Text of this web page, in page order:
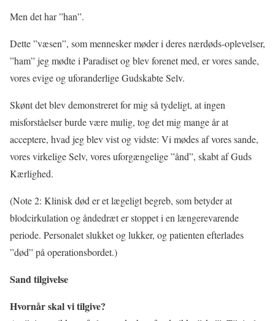
Men det har ”han”.
Dette ”væsen”, som mennesker møder i deres nærdøds-oplevelser,
”ham” jeg mødte i Paradiset og blev forenet med, er vores sande,
vores evige og uforanderlige Gudskabte Selv.
Skønt det blev demonstreret for mig så tydeligt, at ingen
misforståelser burde være mulig, tog det mig mange år at
acceptere, hvad jeg blev vist og vidste: Vi mødes af vores sande,
vores virkelige Selv, vores uforgængelige ”ånd”, skabt af Guds
Kærlighed.
(Note 2: Klinisk død er et lægeligt begreb, som betyder at
blodcirkulation og åndedræt er stoppet i en længerevarende
periode. Personalet slukket og lukker, og patienten efterlades
”død” på operationsbordet.)
Sand tilgivelse
Hvornår skal vi tilgive?